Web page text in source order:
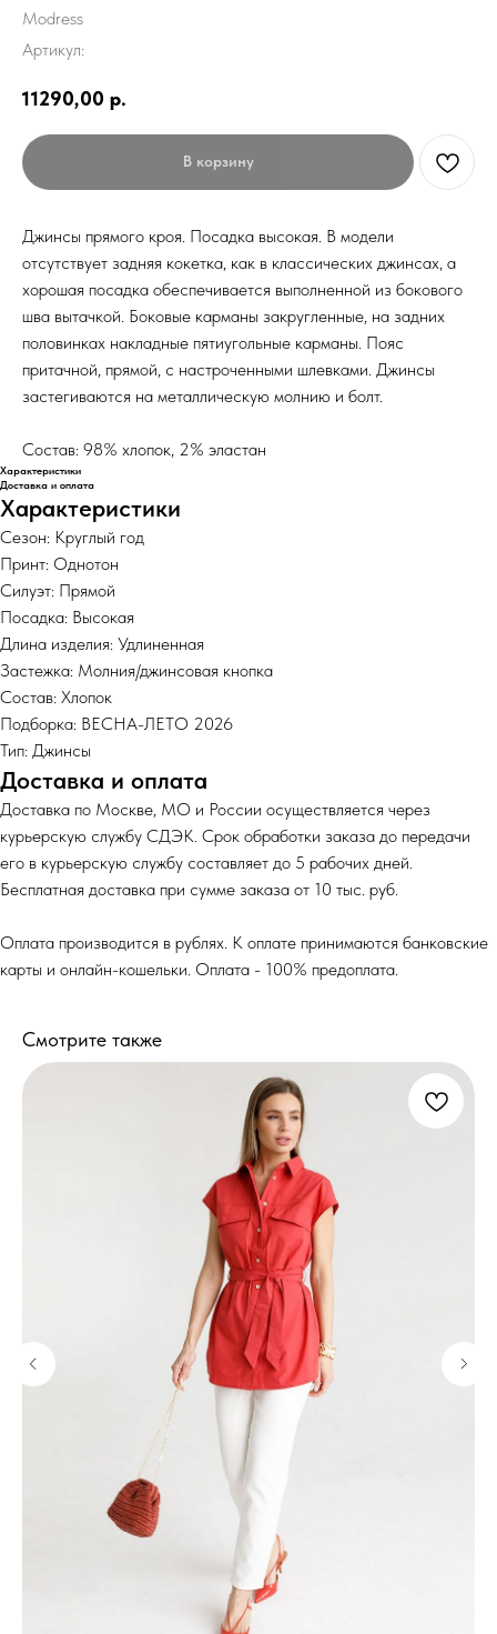
Modress
Артикул:
11290,00 р.
В корзину
Джинсы прямого кроя. Посадка высокая. В модели
отсутствует задняя кокетка, как в классических джинсах, а
хорошая посадка обеспечивается выполненной из бокового
шва вытачкой. Боковые карманы закругленные, на задних
половинках накладные пятиугольные карманы. Пояс
притачной, прямой, с настроченными шлевками. Джинсы
застегиваются на металлическую молнию и болт.
Состав: 98% хлопок, 2% эластан
Характеристики
Доставка и оплата
Характеристики
Сезон: Круглый год
Принт: Однотон
Силуэт: Прямой
Посадка: Высокая
Длина изделия: Удлиненная
Застежка: Молния/джинсовая кнопка
Состав: Хлопок
Подборка: ВЕСНА-ЛЕТО 2026
Тип: Джинсы
Доставка и оплата
Доставка по Москве, МО и России осуществляется через
курьерскую службу СДЭК. Срок обработки заказа до передачи
его в курьерскую службу составляет до 5 рабочих дней.
Бесплатная доставка при сумме заказа от 10 тыс. руб.
Оплата производится в рублях. К оплате принимаются банковские
карты и онлайн-кошельки. Оплата - 100% предоплата.
Смотрите также